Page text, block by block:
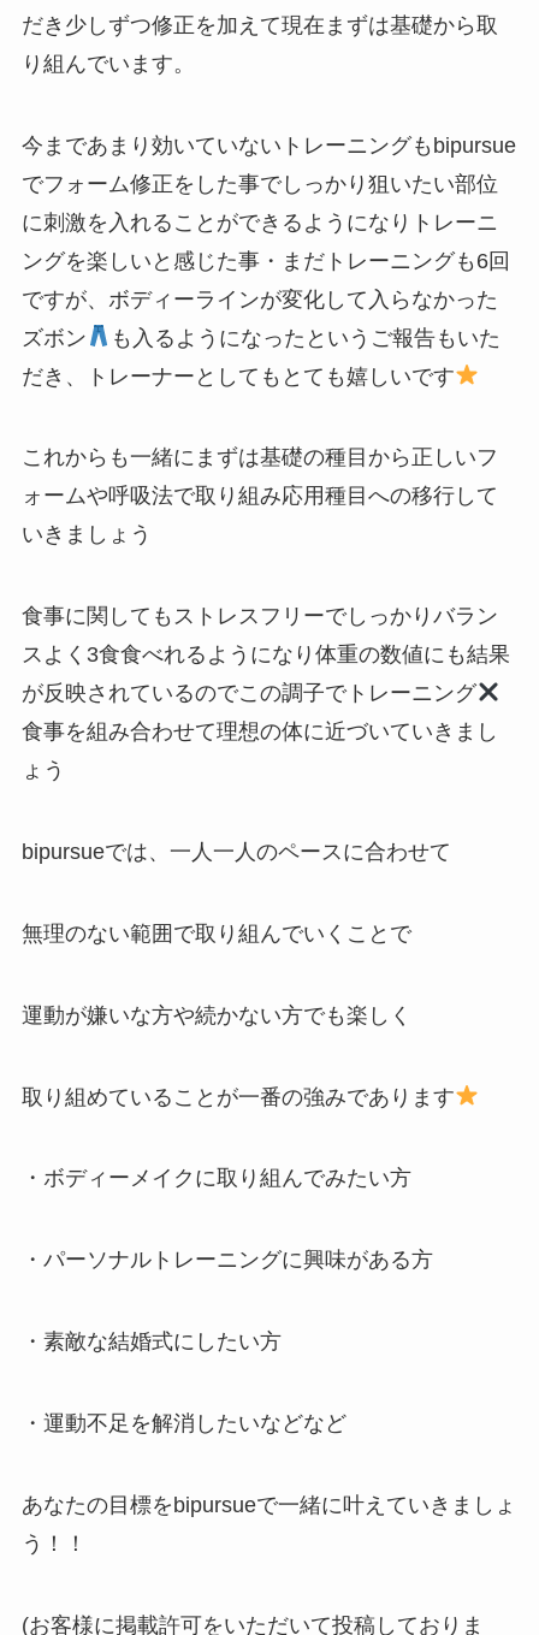
だき少しずつ修正を加えて現在まずは基礎から取
り組んでいます。
今まであまり効いていないトレーニングもbipursue
でフォーム修正をした事でしっかり狙いたい部位
に刺激を入れることができるようになりトレーニ
ングを楽しいと感じた事・まだトレーニングも6回
ですが、ボディーラインが変化して入らなかった
ズボン
も入るようになったというご報告もいた
だき、トレーナーとしてもとても嬉しいです
これからも一緒にまずは基礎の種目から正しいフ
ォームや呼吸法で取り組み応用種目への移行して
いきましょう
食事に関してもストレスフリーでしっかりバラン
スよく3食食べれるようになり体重の数値にも結果
が反映されているのでこの調子でトレーニング
食事を組み合わせて理想の体に近づいていきまし
ょう
bipursueでは、一人一人のペースに合わせて
無理のない範囲で取り組んでいくことで
運動が嫌いな方や続かない方でも楽しく
取り組めていることが一番の強みであります
・ボディーメイクに取り組んでみたい方
・パーソナルトレーニングに興味がある方
・素敵な結婚式にしたい方
・運動不足を解消したいなどなど
あなたの目標をbipursueで一緒に叶えていきましょ
う！！
(お客様に掲載許可をいただいて投稿しておりま